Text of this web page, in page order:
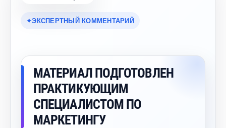
ЭКСПЕРТНЫЙ КОММЕНТАРИЙ
МАТЕРИАЛ ПОДГОТОВЛЕН
ПРАКТИКУЮЩИМ
СПЕЦИАЛИСТОМ ПО
МАРКЕТИНГУ